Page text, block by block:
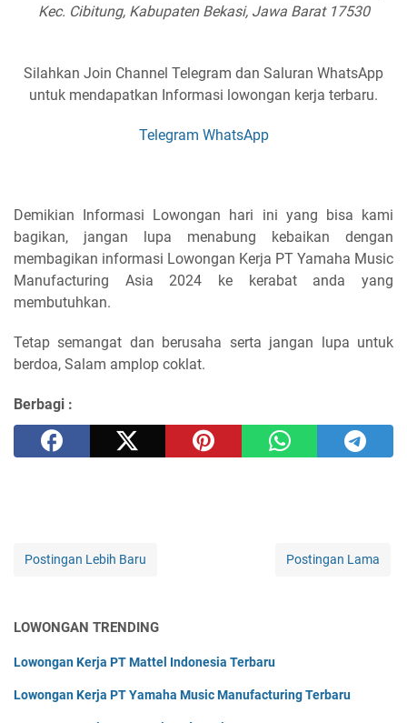
Kec. Cibitung, Kabupaten Bekasi, Jawa Barat 17530
Silahkan Join Channel Telegram dan Saluran WhatsApp
untuk mendapatkan Informasi lowongan kerja terbaru.
Telegram WhatsApp
Demikian Informasi Lowongan hari ini yang bisa kami
bagikan, jangan lupa menabung kebaikan dengan
membagikan informasi Lowongan Kerja PT Yamaha Music
Manufacturing Asia 2024 ke kerabat anda yang
membutuhkan.
Tetap semangat dan berusaha serta jangan lupa untuk
berdoa, Salam amplop coklat.
Berbagi :
Postingan Lebih Baru Postingan Lama
LOWONGAN TRENDING
Lowongan Kerja PT Mattel Indonesia Terbaru
Lowongan Kerja PT Yamaha Music Manufacturing Terbaru